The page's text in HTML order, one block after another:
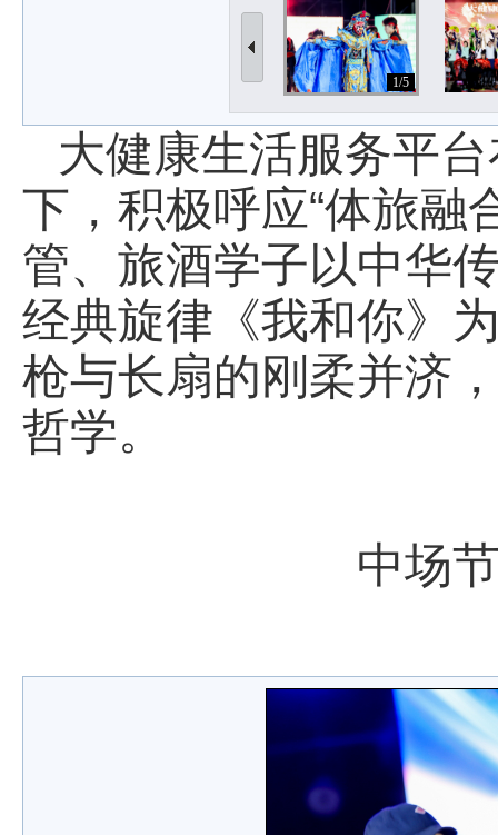
1/5
大健康生活服务平
下，积极呼应“体旅融
管、旅酒学子以中华
经典旋律《我和你》
枪与长扇的刚柔并济
哲学。
中场